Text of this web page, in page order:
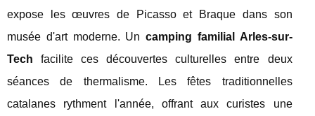
expose les œuvres de Picasso et Braque dans son
musée d'art moderne. Uncamping familial Arles-sur-
Tech facilite ces découvertes culturelles entre deux
séances de thermalisme. Les fêtes traditionnelles
catalanes rythment l'année, offrant aux curistes une